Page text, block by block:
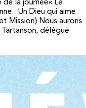
de la journée« Le
: Un Dieu qui aime
Mission) Nous aurons
Tartanson, délégué